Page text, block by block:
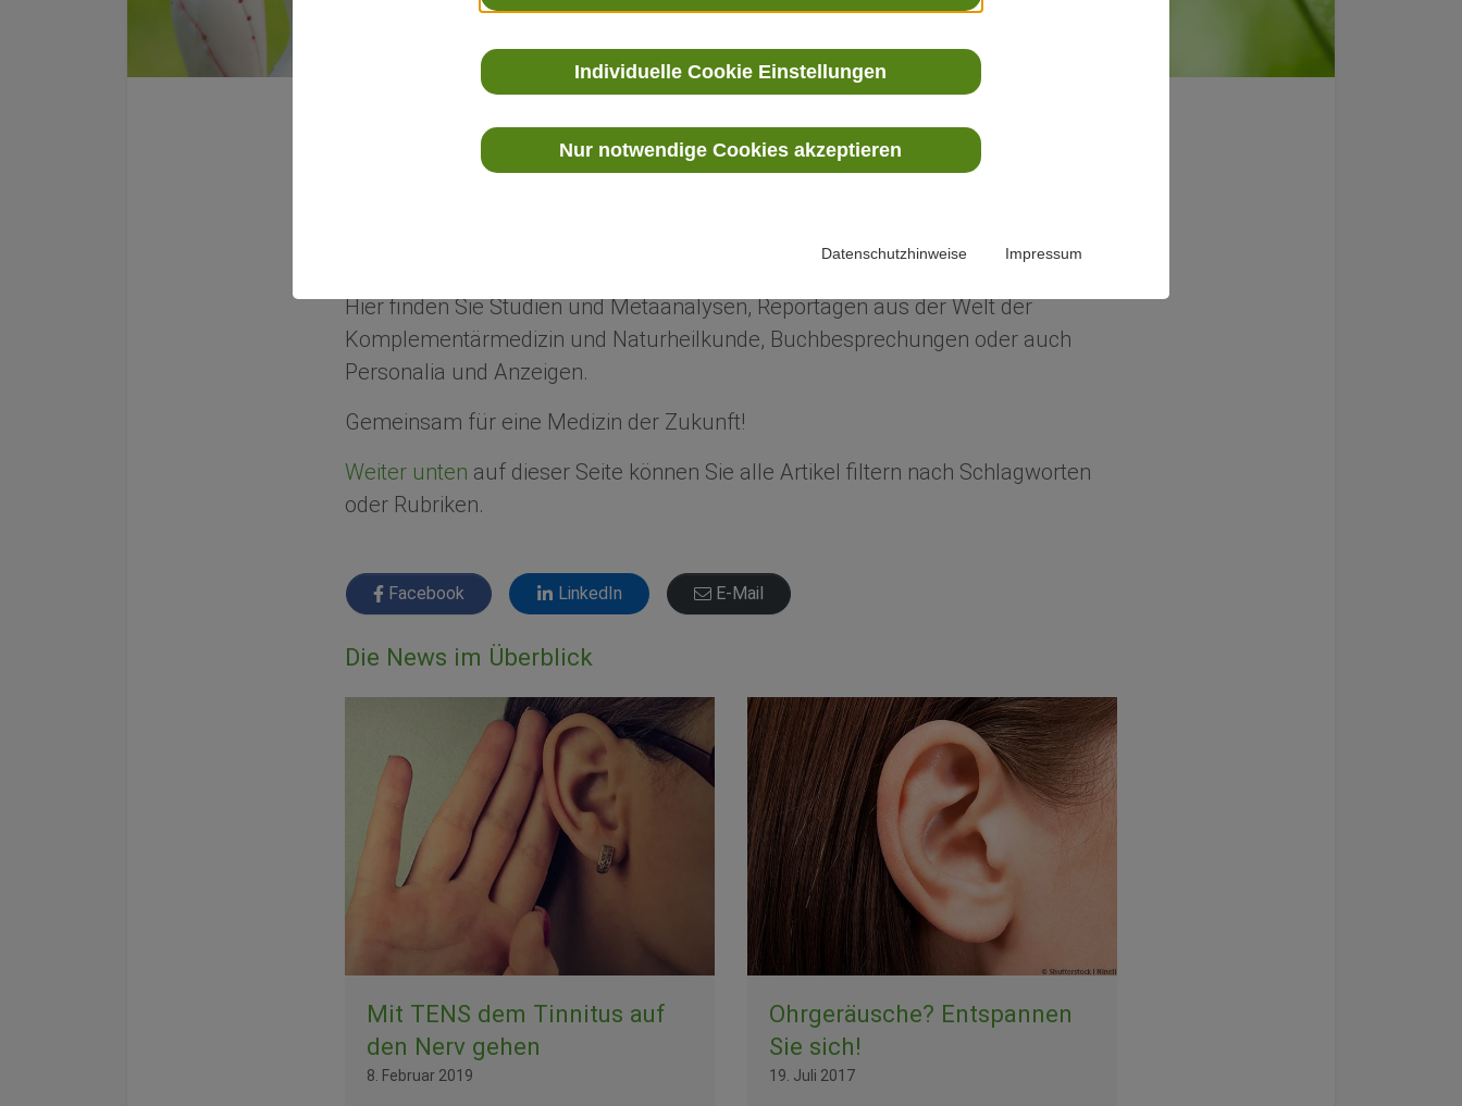
Individuelle Cookie Einstellungen
Nur notwendige Cookies akzeptieren
Datenschutzhinweise Impressum
Newsroom Integrative Medizin
Gemeinsam für eine Medizin der Zukunft!
Wir informieren Sie über Neuigkeiten aus Wissenschaft und Forschung zur
Hier finden Sie Studien und Metaanalysen, Reportagen aus der Welt der
Komplementärmedizin und Naturheilkunde, Buchbesprechungen oder auch
Personalia und Anzeigen.
Gemeinsam für eine Medizin der Zukunft!
Weiter unten auf dieser Seite können Sie alle Artikel filtern nach Schlagworten
oder Rubriken.
Facebook LinkedIn E-Mail
Die News im Überblick
Mit TENS dem Tinnitus auf
den Nerv gehen
8. Februar 2019
Ohrgeräusche? Entspannen
Sie sich!
19. Juli 2017